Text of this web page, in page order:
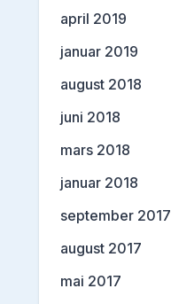
april 2019
januar 2019
august 2018
juni 2018
mars 2018
januar 2018
september 2017
august 2017
mai 2017